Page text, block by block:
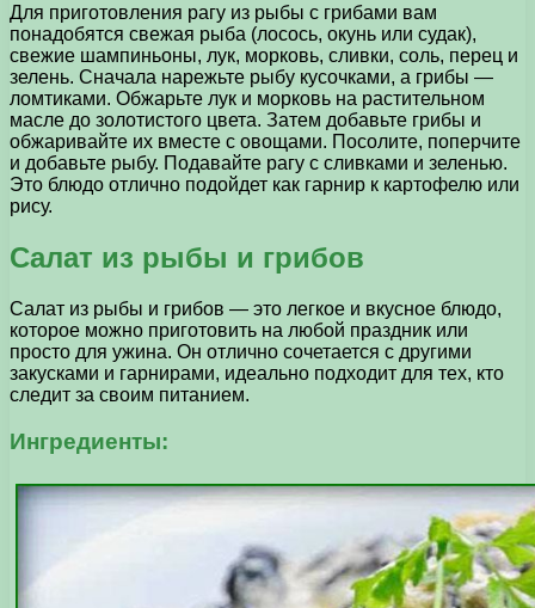
Для приготовления рагу из рыбы с грибами вам
понадобятся свежая рыба (лосось, окунь или судак),
свежие шампиньоны, лук, морковь, сливки, соль, перец и
зелень. Сначала нарежьте рыбу кусочками, а грибы —
ломтиками. Обжарьте лук и морковь на растительном
масле до золотистого цвета. Затем добавьте грибы и
обжаривайте их вместе с овощами. Посолите, поперчите
и добавьте рыбу. Подавайте рагу с сливками и зеленью.
Это блюдо отлично подойдет как гарнир к картофелю или
рису.
Салат из рыбы и грибов
Салат из рыбы и грибов — это легкое и вкусное блюдо,
которое можно приготовить на любой праздник или
просто для ужина. Он отлично сочетается с другими
закусками и гарнирами, идеально подходит для тех, кто
следит за своим питанием.
Ингредиенты: